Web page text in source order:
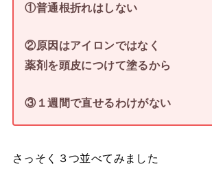
①普通根折れはしない
②原因はアイロンではなく
薬剤を頭皮につけて塗るから
③１週間で直せるわけがない
さっそく３つ並べてみました